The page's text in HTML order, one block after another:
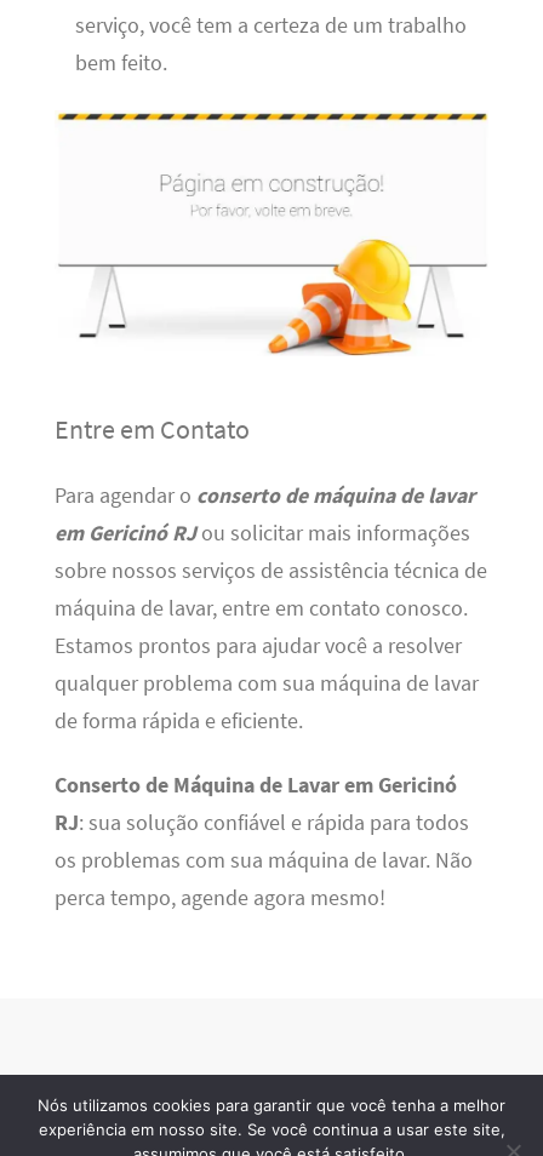
serviço, você tem a certeza de um trabalho
bem feito.
Entre em Contato
Para agendar o conserto de máquina de lavar
em Gericinó RJou solicitar mais informações
sobre nossos serviços de assistência técnica de
máquina de lavar, entre em contato conosco.
Estamos prontos para ajudar você a resolver
qualquer problema com sua máquina de lavar
de forma rápida e eficiente.
Conserto de Máquina de Lavar em Gericinó
RJ: sua solução confiável e rápida para todos
os problemas com sua máquina de lavar. Não
perca tempo, agende agora mesmo!
· 2026 © Todos os direitos reservados
Nós utilizamos cookies para garantir que você tenha a melhor
experiência em nosso site. Se você continua a usar este site,